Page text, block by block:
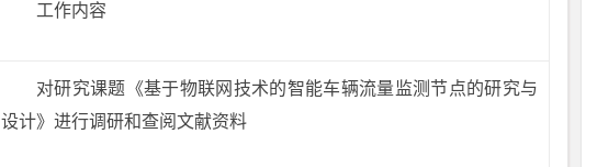
工作内容
对研究课题《基于物联网技术的智能车辆流量监测节点的研究与
设计》进行调研和查阅文献资料